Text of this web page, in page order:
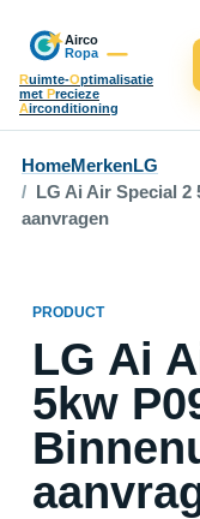
Ruimte-Optimalisatie
met Precieze
Airconditioning
HomeMerkenLG
LG Ai Air Special
aanvragen
PRODUCT
LG Ai
5kw